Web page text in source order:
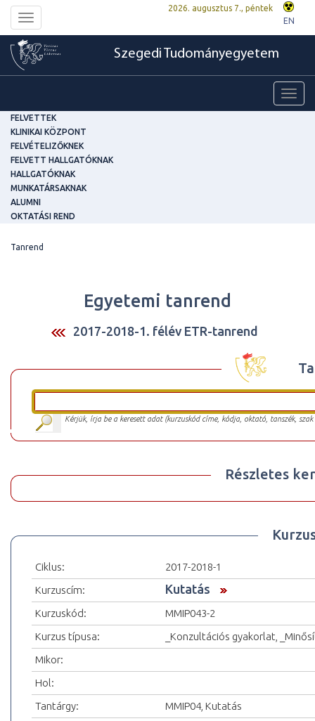
Toggle
navigation
2026. augusztus 7., péntek
EN
Szegedi Tudományegyetem
FELVETTEK
KLINIKAI KÖZPONT
FELVÉTELIZŐKNEK
FELVETT HALLGATÓKNAK
HALLGATÓKNAK
MUNKATÁRSAKNAK
ALUMNI
OKTATÁSI REND
Tanrend
Egyetemi tanrend
2017-2018-1. félév ETR-tanrend
Kérjük, írja be a keresett adat (kurzuskód címe, kódja, oktató, tanszék,
Részletes
Ciklus:
2017-2018-1
Kurzuscím:
Kutatás
Kurzuskód:
MMIP043-2
Kurzus típusa:
_Konzultációs gyakorlat,
Mikor:
Hol:
Tantárgy:
MMIP04, Kutatás